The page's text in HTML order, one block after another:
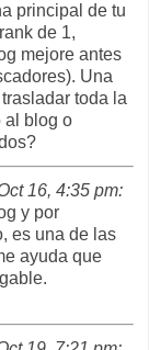
principal de tu
de 1,
mejore antes
Una
toda la
al blog o
16, 4:35 pm:
y por
es una de las
ayuda que